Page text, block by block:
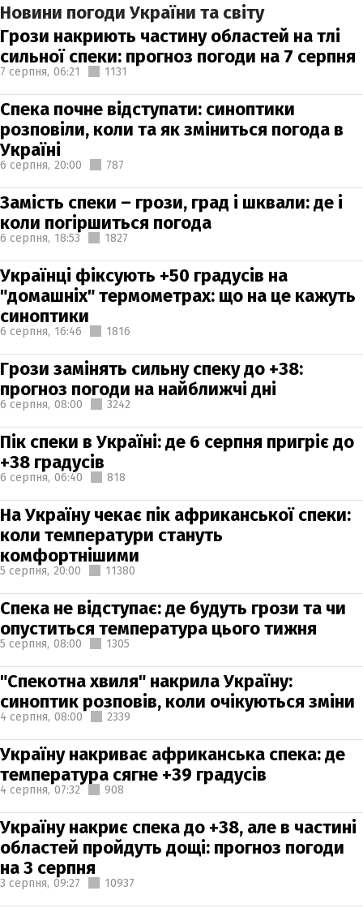
Новини погоди України та світу
Грози накриють частину областей на тлі
сильної спеки: прогноз погоди на 7 серпня
7 серпня, 06:21 1131
Спека почне відступати: синоптики
розповіли, коли та як зміниться погода в
Україні
6 серпня, 20:00 787
Замість спеки – грози, град і шквали: де і
коли погіршиться погода
6 серпня, 18:53 1827
Українці фіксують +50 градусів на
"домашніх" термометрах: що на це кажуть
синоптики
6 серпня, 16:46 1816
Грози замінять сильну спеку до +38:
прогноз погоди на найближчі дні
6 серпня, 08:00 3242
Пік спеки в Україні: де 6 серпня пригріє до
+38 градусів
6 серпня, 06:40 818
На Україну чекає пік африканської спеки:
коли температури стануть
комфортнішими
5 серпня, 20:00 11380
Спека не відступає: де будуть грози та чи
опуститься температура цього тижня
5 серпня, 08:00 1305
"Спекотна хвиля" накрила Україну:
синоптик розповів, коли очікуються зміни
4 серпня, 08:00 2339
Україну накриває африканська спека: де
температура сягне +39 градусів
4 серпня, 07:32 908
Україну накриє спека до +38, але в частині
областей пройдуть дощі: прогноз погоди
на 3 серпня
3 серпня, 09:27 10937